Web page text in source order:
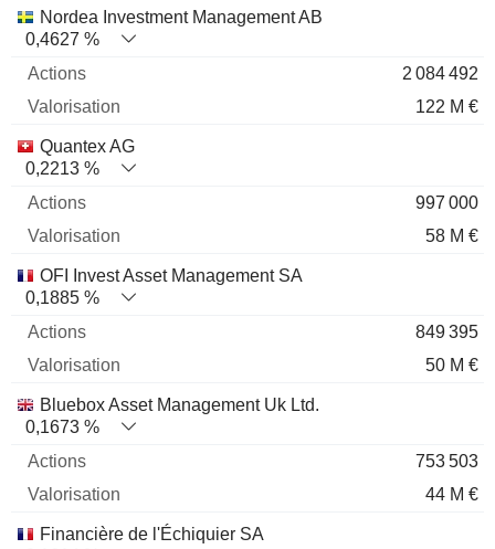
Nordea Investment Management AB
0,4627 %
2 084 492
122 M €
Quantex AG
0,2213 %
997 000
58 M €
OFI Invest Asset Management SA
0,1885 %
849 395
50 M €
Bluebox Asset Management Uk Ltd.
0,1673 %
753 503
44 M €
Financière de l'Échiquier SA